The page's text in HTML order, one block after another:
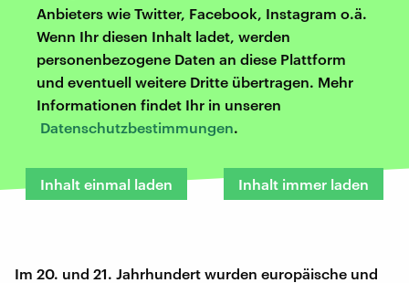
Anbieters wie Twitter, Facebook, Instagram o.ä.
Wenn Ihr diesen Inhalt ladet, werden
personenbezogene Daten an diese Plattform
und eventuell weitere Dritte übertragen. Mehr
Informationen findet Ihr in unseren
Datenschutzbestimmungen.
Inhalt einmal laden Inhalt immer laden
Im 20. und 21. Jahrhundert wurden europäische und